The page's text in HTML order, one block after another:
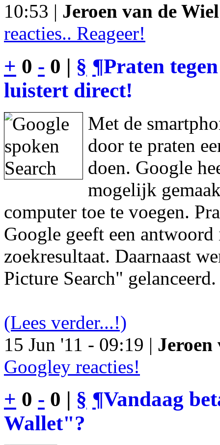
10:53 | Jeroen van de Wiel
reacties.. Reageer!
+ 0 - 0 | § ¶Praten
luistert direct!
Met de
door te praten
doen. Google
mogelijk
computer toe te voegen.
Google geeft een
zoekresultaat. Daarnaast
Picture Search" gelanceerd.
(Lees verder...!)
15 Jun '11 - 09:19 | Jeroen
Googley reacties!
+ 0 - 0 | § ¶Vandaag
Wallet"?